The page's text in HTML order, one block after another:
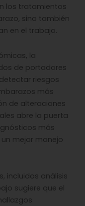
los tratamientos
sino también
en el trabajo.
la
de portadores
riesgos
más
de alteraciones
abre la puerta
más
mejor manejo
incluidos análisis
sugiere que el